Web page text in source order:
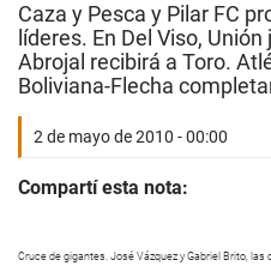
Caza y Pesca y Pilar FC
líderes. En Del Viso,
Abrojal recibirá a Toro.
Boliviana-Flecha
2 de mayo de 2010 - 00:00
Compartí esta nota:
Cruce de gigantes. José Vázquez y Gabriel Brito, las